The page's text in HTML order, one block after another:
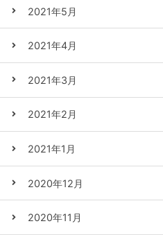
2021年5月
2021年4月
2021年3月
2021年2月
2021年1月
2020年12月
2020年11月